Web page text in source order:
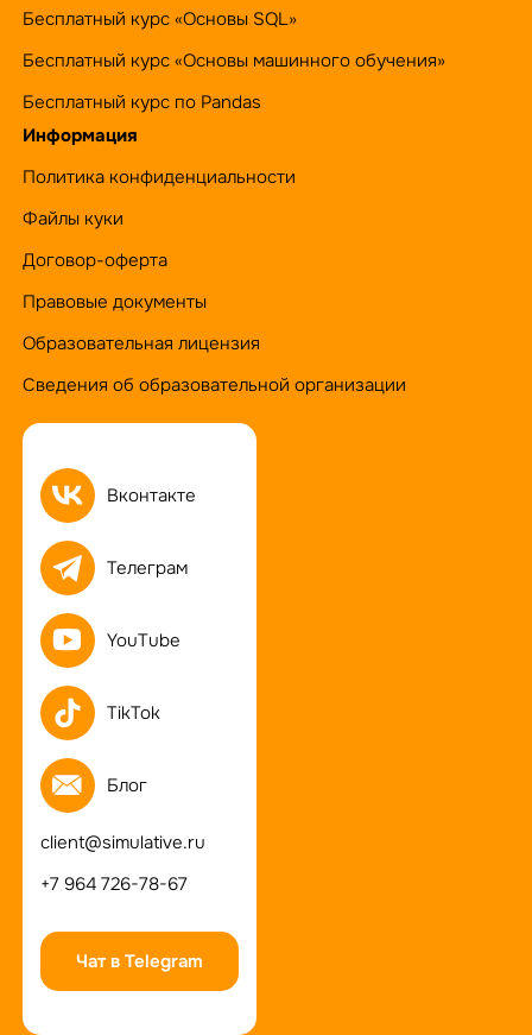
Бесплатный курс «Основы SQL»
Бесплатный курс «Основы машинного обучения»
Бесплатный курс по Pandas
Информация
Политика конфиденциальности
Файлы куки
Договор-оферта
Правовые документы
Образовательная лицензия
Сведения об образовательной организации
Вконтакте
Телеграм
YouTube
TikTok
Блог
client@simulative.ru
+7 964 726-78-67
Чат в Telegram